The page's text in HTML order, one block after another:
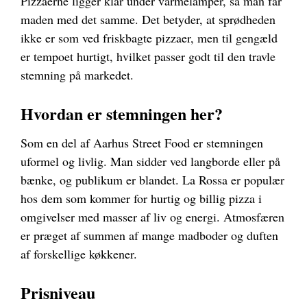
maden med det samme. Det betyder, at sprødheden
ikke er som ved friskbagte pizzaer, men til gengæld
er tempoet hurtigt, hvilket passer godt til den travle
stemning på markedet.
Hvordan er stemningen her?
Som en del af Aarhus Street Food er stemningen
uformel og livlig. Man sidder ved langborde eller på
bænke, og publikum er blandet. La Rossa er populær
hos dem som kommer for hurtig og billig pizza i
omgivelser med masser af liv og energi. Atmosfæren
er præget af summen af mange madboder og duften
af forskellige køkkener.
Prisniveau